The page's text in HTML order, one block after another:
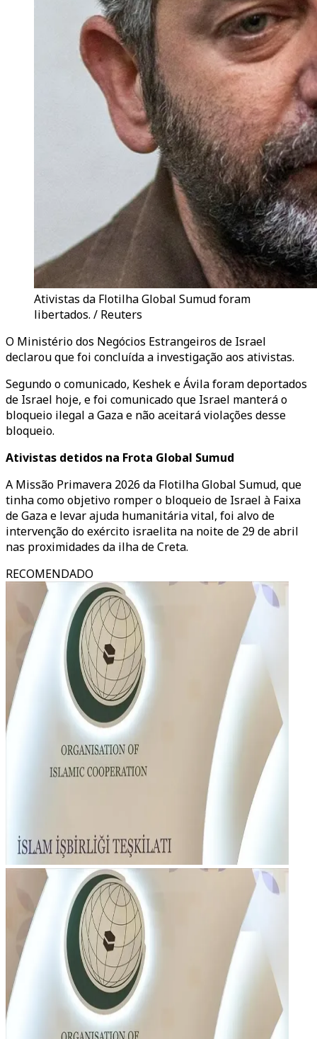
Ativistas da Flotilha Global Sumud foram
libertados. / Reuters
O Ministério dos Negócios Estrangeiros de Israel
declarou que foi concluída a investigação aos ativistas.
Segundo o comunicado, Keshek e Ávila foram deportados
de Israel hoje, e foi comunicado que Israel manterá o
bloqueio ilegal a Gaza e não aceitará violações desse
bloqueio.
Ativistas detidos na Frota Global Sumud
A Missão Primavera 2026 da Flotilha Global Sumud, que
tinha como objetivo romper o bloqueio de Israel à Faixa
de Gaza e levar ajuda humanitária vital, foi alvo de
intervenção do exército israelita na noite de 29 de abril
nas proximidades da ilha de Creta.
RECOMENDADO